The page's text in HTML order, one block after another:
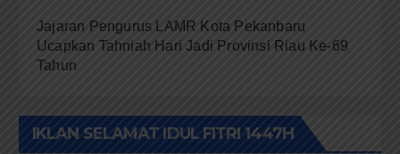
Jajaran Pengurus LAMR Kota Pekanbaru
Ucapkan Tahniah Hari Jadi Provinsi Riau Ke-69
Tahun
IKLAN SELAMAT IDUL FITRI 1447H